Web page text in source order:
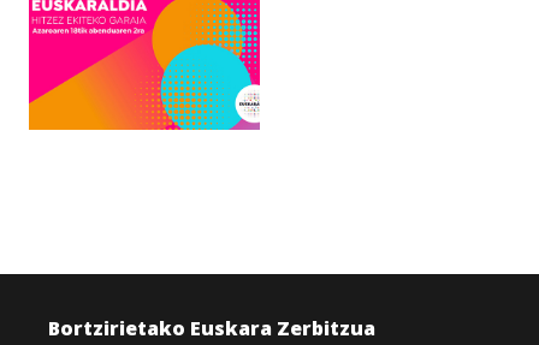
Bortzirietako Euskara Zerbitzua